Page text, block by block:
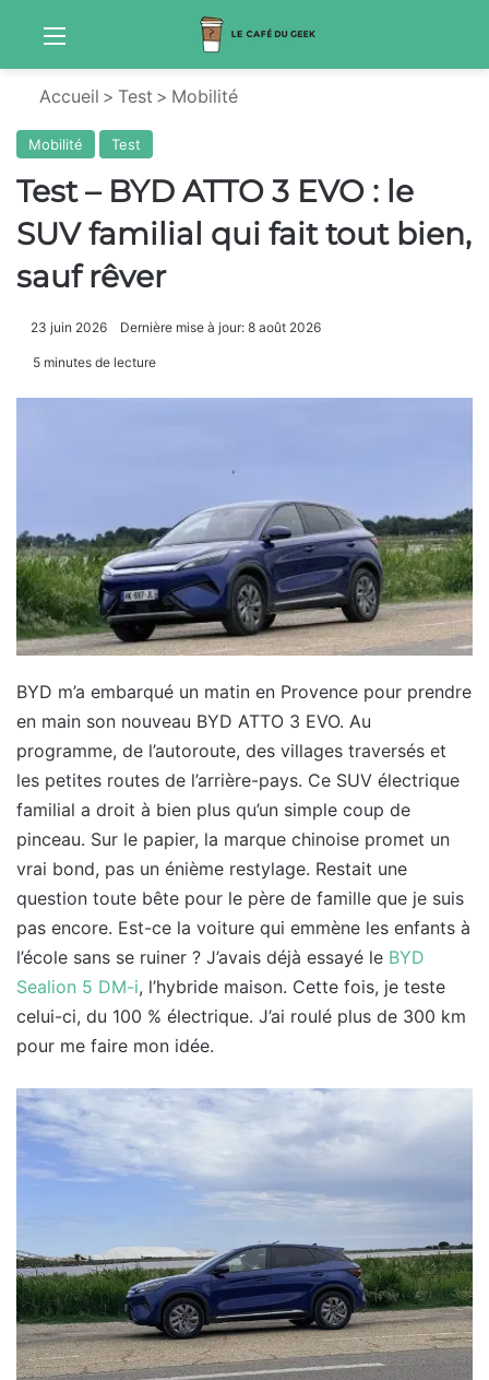
Menu
Accueil > Test > Mobilité
Mobilité Test
Test – BYD ATTO 3 EVO : le
SUV familial qui fait tout bien,
sauf rêver
23 juin 2026 Dernière mise à jour: 8 août 2026
5 minutes de lecture
BYD m’a embarqué un matin en Provence pour prendre
en main son nouveau BYD ATTO 3 EVO. Au
programme, de l’autoroute, des villages traversés et
les petites routes de l’arrière-pays. Ce SUV électrique
familial a droit à bien plus qu’un simple coup de
pinceau. Sur le papier, la marque chinoise promet un
vrai bond, pas un énième restylage. Restait une
question toute bête pour le père de famille que je suis
pas encore. Est-ce la voiture qui emmène les enfants à
l’école sans se ruiner ? J’avais déjà essayé le BYD
Sealion 5 DM-i, l’hybride maison. Cette fois, je teste
celui-ci, du 100 % électrique. J’ai roulé plus de 300 km
pour me faire mon idée.